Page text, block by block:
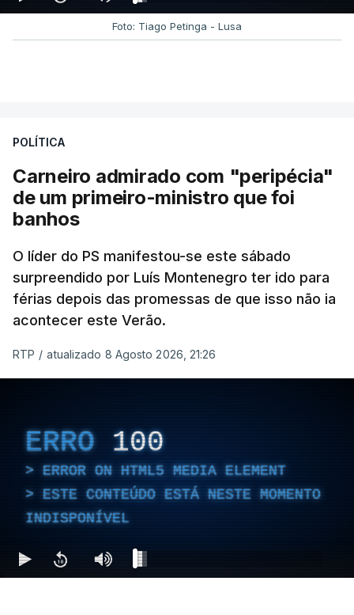
Foto: Tiago Petinga - Lusa
POLÍTICA
Carneiro admirado com "peripécia"
de um primeiro-ministro que foi
banhos
O líder do PS manifestou-se este sábado
surpreendido por Luís Montenegro ter ido para
férias depois das promessas de que isso não ia
acontecer este Verão.
RTP / atualizado 8 Agosto 2026, 21:26
ERRO 100
ERROR ON HTML5 MEDIA ELEMENT
ESTE CONTEÚDO ESTÁ NESTE MOMENTO
INDISPONÍVEL